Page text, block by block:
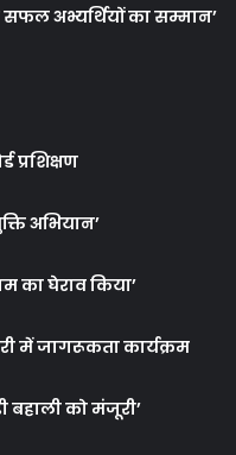
अभ्यर्थियों का सम्मान’
प्रशिक्षण
अभियान’
का घेराव किया’
में जागरूकता कार्यक्रम
बहाली को मंजूरी’